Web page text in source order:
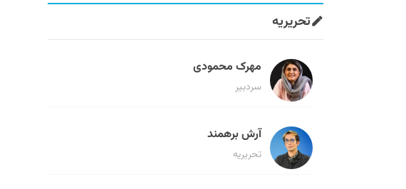
تحریریه
مهرک محمودی
سردبیر
آرش برهمند
تحریریه